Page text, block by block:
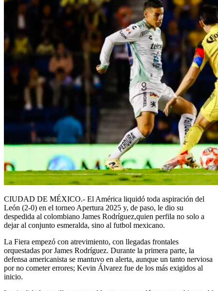
CIUDAD DE MÉXICO.- El América liquidó toda aspiración del
León (2-0) en el torneo Apertura 2025 y, de paso, le dio su
despedida al colombiano James Rodríguez,quien perfila no solo a
dejar al conjunto esmeralda, sino al futbol mexicano.
La Fiera empezó con atrevimiento, con llegadas frontales
orquestadas por James Rodríguez. Durante la primera parte, la
defensa americanista se mantuvo en alerta, aunque un tanto nerviosa
por no cometer errores; Kevin Álvarez fue de los más exigidos al
inicio.